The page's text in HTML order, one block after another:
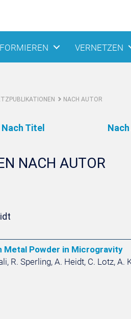
VERNETZEN
NACH AUTOR
Nach Titel
NACH AUTOR
Metal Powder in Microgravity
R. Sperling, A. Heidt, C. Lotz,